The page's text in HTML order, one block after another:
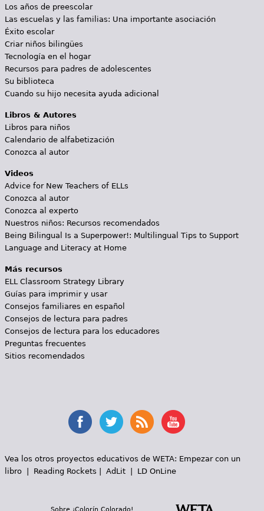
Los años de preescolar
Las escuelas y las familias: Una importante asociación
Éxito escolar
Criar niños bilingües
Tecnología en el hogar
Recursos para padres de adolescentes
Su biblioteca
Cuando su hijo necesita ayuda adicional
Libros & Autores
Libros para niños
Calendario de alfabetización
Conozca al autor
Videos
Advice for New Teachers of ELLs
Conozca al autor
Conozca al experto
Nuestros niños: Recursos recomendados
Being Bilingual Is a Superpower!: Multilingual Tips to Support
Language and Literacy at Home
Más recursos
ELL Classroom Strategy Library
Guías para imprimir y usar
Consejos familiares en español
Consejos de lectura para padres
Consejos de lectura para los educadores
Preguntas frecuentes
Sitios recomendados
Vea los otros proyectos educativos de WETA: Empezar con un
libro| Reading Rockets AdLit| LD OnLine